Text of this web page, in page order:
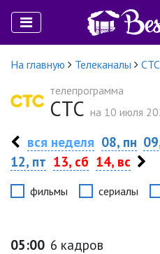
На главную Телеканалы СТС
телепрограмма
СТС на 10 июля
вся неделя 08, пн
12, пт 13, сб 14, вс
фильмы сериалы
05:00 6 кадров